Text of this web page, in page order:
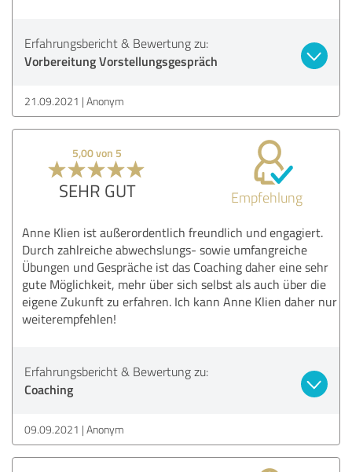
Erfahrungsbericht & Bewertung zu:
Vorbereitung Vorstellungsgespräch
21.09.2021 Anonym
5,00 von 5
SEHR GUT Empfehlung
Anne Klien ist außerordentlich freundlich und engagiert.
Durch zahlreiche abwechslungs- sowie umfangreiche
Übungen und Gespräche ist das Coaching daher eine sehr
gute Möglichkeit, mehr über sich selbst als auch über die
eigene Zukunft zu erfahren. Ich kann Anne Klien daher nur
weiterempfehlen!
Erfahrungsbericht & Bewertung zu:
Coaching
09.09.2021 Anonym